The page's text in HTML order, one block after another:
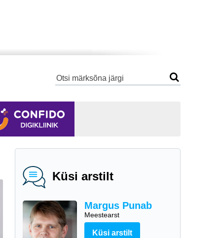
Küsi arstilt
Margus Punab
Meestearst
Küsi arstilt